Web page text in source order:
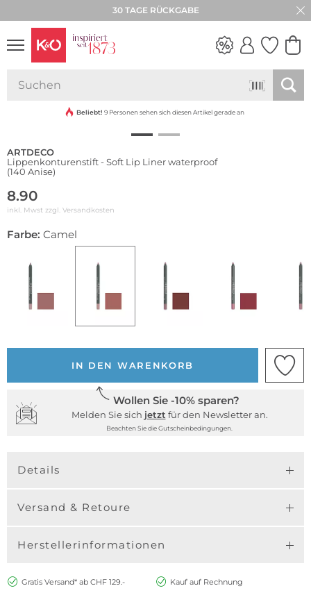
30 TAGE RÜCKGABE
VIBES
Wasserfest
Beliebt! 9 Personen sehen sich diesen Artikel gerade an
ARTDECO
Lippenkonturenstift - Soft Lip Liner waterproof
(140 Anise)
8.90
inkl. Mwst zzgl. Versandkosten
Farbe: Camel
IN DEN WARENKORB
Wollen Sie -10% sparen?
Melden Sie sich jetzt für den Newsletter an.
Beachten Sie die Gutscheinbedingungen.
Details
Versand & Retoure
Herstellerinformationen
Gratis Versand* ab CHF 129.-
Kauf auf Rechnung